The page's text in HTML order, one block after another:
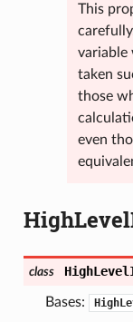
This
variable
taken
those
even
class
Bases: